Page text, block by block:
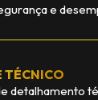
e
TÉCNICO
detalhamento